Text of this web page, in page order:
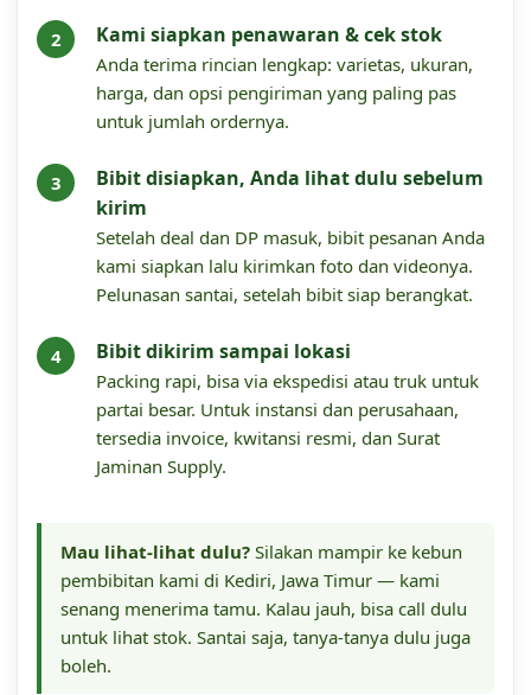
Kami siapkan penawaran & cek stok
Anda terima rincian lengkap: varietas, ukuran,
harga, dan opsi pengiriman yang paling pas
untuk jumlah ordernya.
Bibit disiapkan, Anda lihat dulu sebelum
kirim
Setelah deal dan DP masuk, bibit pesanan Anda
kami siapkan lalu kirimkan foto dan videonya.
Pelunasan santai, setelah bibit siap berangkat.
Bibit dikirim sampai lokasi
Packing rapi, bisa via ekspedisi atau truk untuk
partai besar. Untuk instansi dan perusahaan,
tersedia invoice, kwitansi resmi, dan Surat
Jaminan Supply.
Mau lihat-lihat dulu? Silakan mampir ke kebun
pembibitan kami di Kediri, Jawa Timur — kami
senang menerima tamu. Kalau jauh, bisa call dulu
untuk lihat stok. Santai saja, tanya-tanya dulu juga
boleh.